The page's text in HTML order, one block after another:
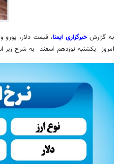
به گزارش خبرگزاری ایمنا، قیمت دلار، یورو و
امروز_ یکشنبه نوزدهم اسفند_ به شرح زیر